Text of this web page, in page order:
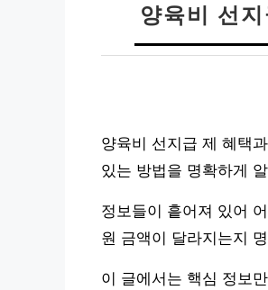
양육비 선
양육비 선지급 제 혜택
있는 방법을 명확하게
정보들이 흩어져 있어
원 금액이 달라지는지
이 글에서는 핵심 정보